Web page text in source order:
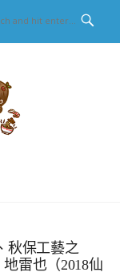
秋保工藝之
雷也（2018仙